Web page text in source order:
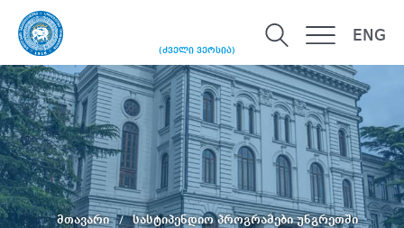
(ძველი ვერსია)
ENG
მთავარი
სასტიპენდიო პროგრამები უნგრეთში